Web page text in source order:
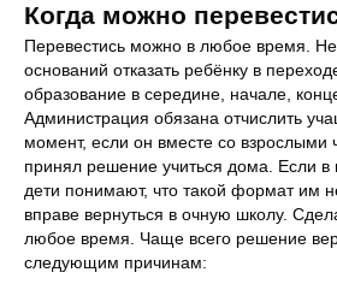
Когда можно
Перевестись можно в любое время.
оснований отказать ребёнку в
образование в середине, начале,
Администрация обязана отчислить
момент, если он вместе со взрослыми
принял решение учиться дома. Если в
дети понимают, что такой формат им
вправе вернуться в очную школу.
любое время. Чаще всего решение
следующим причинам: